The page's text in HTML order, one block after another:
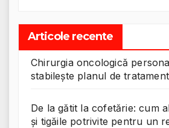
Articole recente
Chirurgia oncologică
stabilește planul de tratament
De la gătit la cofetărie: cum
și tigăile potrivite pentru un